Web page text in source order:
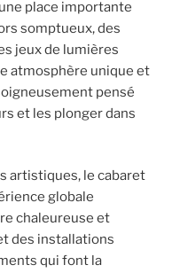
place importante
somptueux, des
jeux de lumières
atmosphère unique et
pensé
et les plonger dans
artistiques, le cabaret
globale
chaleureuse et
des installations
qui font la